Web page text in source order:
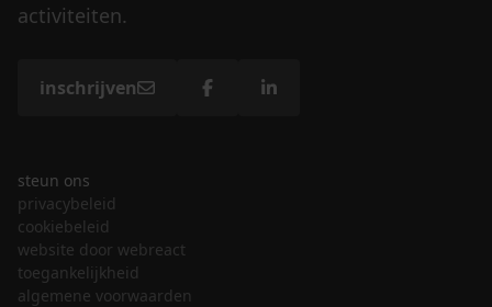
activiteiten.
inschrijven
steun ons
privacybeleid
cookiebeleid
website door webreact
toegankelijkheid
algemene voorwaarden